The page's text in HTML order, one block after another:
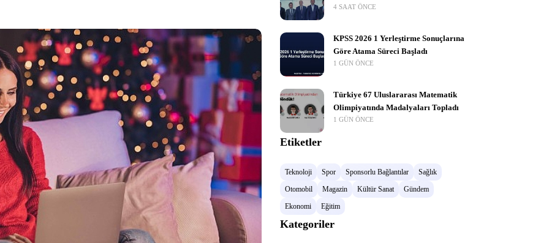
4 SAAT ÖNCE
KPSS 2026 1 Yerleştirme Sonuçlarına
Göre Atama Süreci Başladı
1 GÜN ÖNCE
Türkiye 67 Uluslararası Matematik
Olimpiyatında Madalyaları Topladı
1 GÜN ÖNCE
Etiketler
Teknoloji Spor Sponsorlu Bağlantılar
Sağlık
Otomobil
Magazin Kültür Sanat
Gündem
Ekonomi
Eğitim
Kategoriler